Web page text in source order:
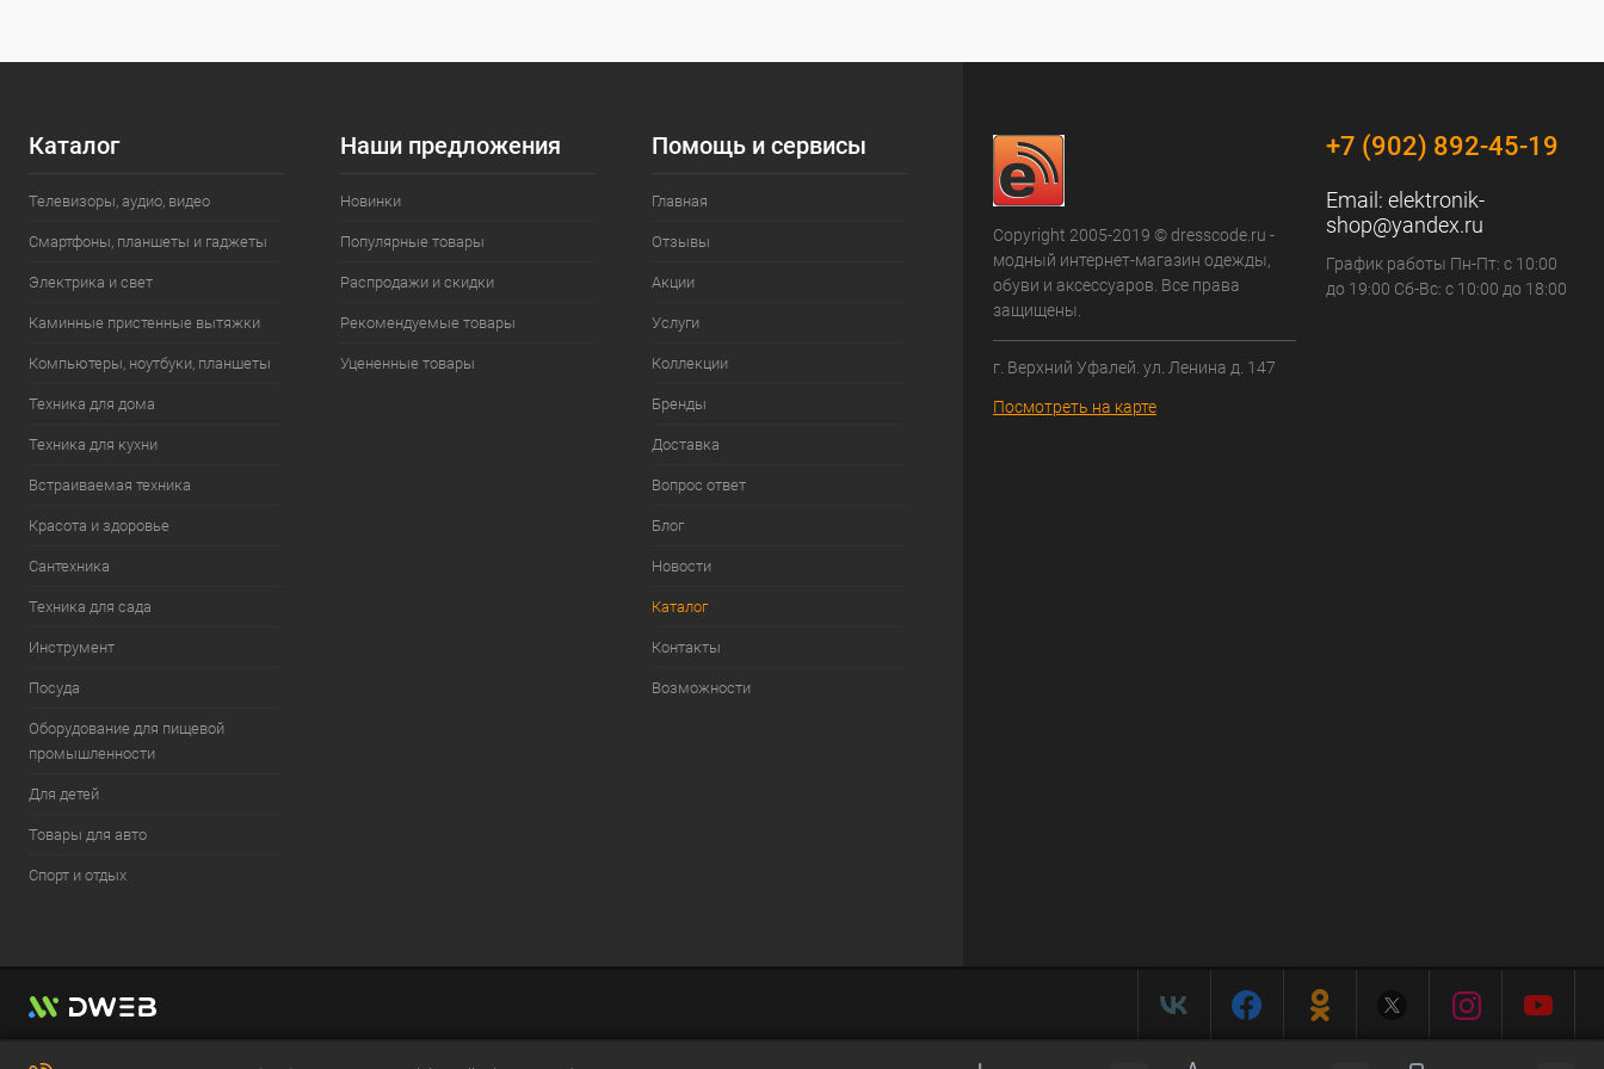
Каталог
Телевизоры, аудио, видео
Смартфоны, планшеты и гаджеты
Электрика и свет
Каминные пристенные вытяжки
Компьютеры, ноутбуки, планшеты
Техника для дома
Техника для кухни
Встраиваемая техника
Красота и здоровье
Сантехника
Техника для сада
Инструмент
Посуда
Оборудование для пищевой
промышленности
Для детей
Товары для авто
Спорт и отдых
Наши предложения
Новинки
Популярные товары
Распродажи и скидки
Рекомендуемые товары
Уцененные товары
Помощь и сервисы
Главная
Отзывы
Акции
Услуги
Коллекции
Бренды
Доставка
Вопрос ответ
Блог
Новости
Каталог
Контакты
Возможности
Copyright 2005-2019 © dresscode.ru -
модный интернет-магазин одежды,
обуви и аксессуаров. Все права
защищены.
г. Верхний Уфалей. ул. Ленина д. 147
Посмотреть на карте
+7 (902) 892-45-19
Email: elektronik-
shop@yandex.ru
График работы Пн-Пт: с 10:00
до 19:00 Сб-Вс: с 10:00 до 18:00